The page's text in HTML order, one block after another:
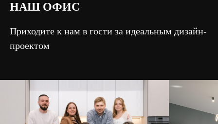
НАШ ОФИС
Приходите к нам в гости за идеальным дизайн-
проектом